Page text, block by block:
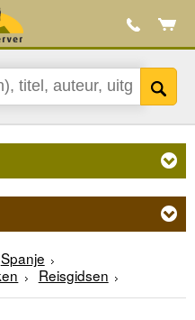
Spanje
Reisgidsen